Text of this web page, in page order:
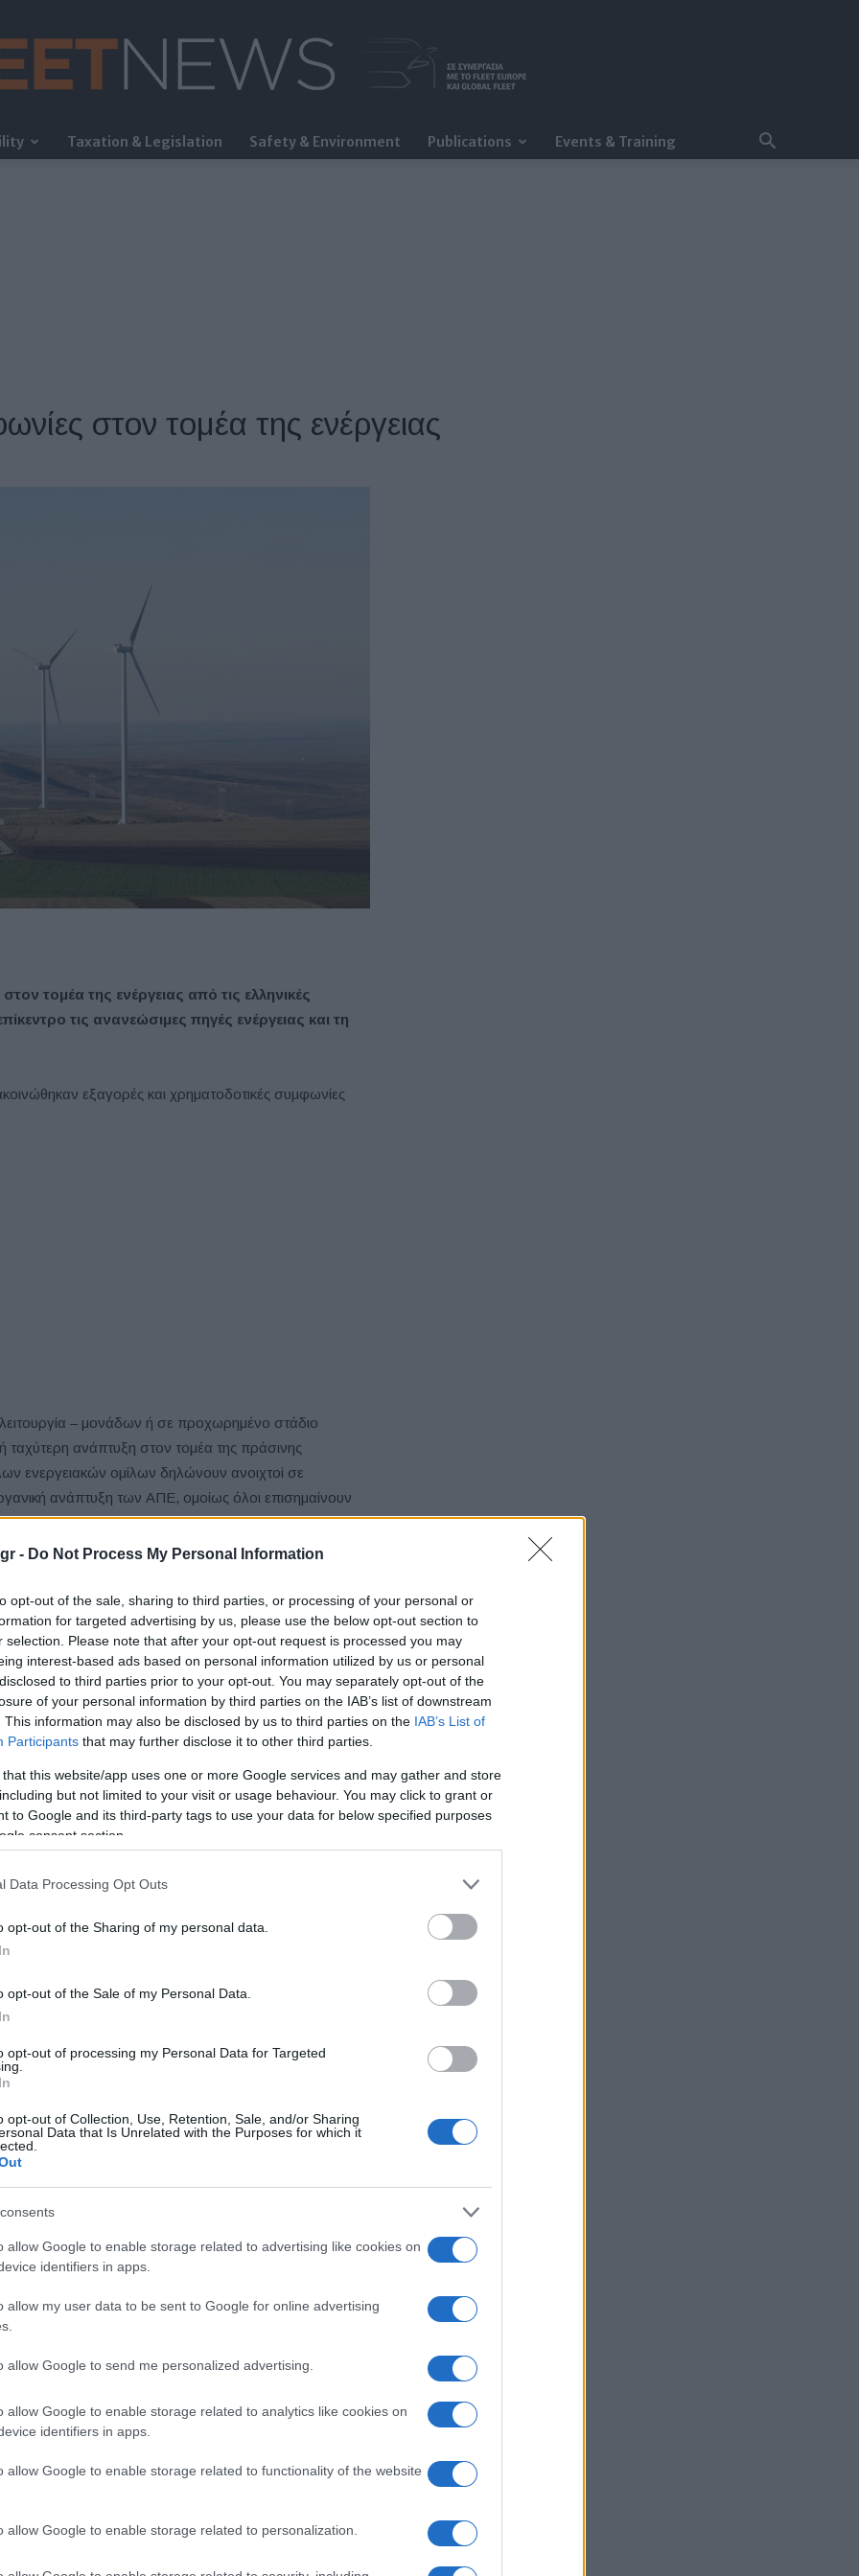
- Do Not Process My Personal Information
opt-out of the sale, sharing to third parties, or processing of your personal or
for targeted advertising by us, please use the below opt-out section to
selection. Please note that after your opt-out request is processed you may
interest-based ads based on personal information utilized by us or personal
to third parties prior to your opt-out. You may separately opt-out of the
of your personal information by third parties on the IAB’s list of downstream
This information may also be disclosed by us to third parties on the IAB’s List of
Participants that may further disclose it to other third parties.
that this website/app uses one or more Google services and may gather and store
but not limited to your visit or usage behaviour. You may click to grant or
to Google and its third-party tags to use your data for below specified purposes
consent section.
Data Processing Opt Outs
opt-out of the Sharing of my personal data.
opt-out of the Sale of my Personal Data.
opt-out of processing my Personal Data for Targeted
opt-out of Collection, Use, Retention, Sale, and/or Sharing
Data that Is Unrelated with the Purposes for which it
allow Google to enable storage related to advertising like cookies on
identifiers in apps.
allow my user data to be sent to Google for online advertising
allow Google to send me personalized advertising.
allow Google to enable storage related to analytics like cookies on
identifiers in apps.
allow Google to enable storage related to functionality of the website
allow Google to enable storage related to personalization.
FleetNews
Taxation & Legislation Safety & Environment Publications Events & Training
στον τομέα της ενέργειας
τομέα της ενέργειας από τις ελληνικές
τις ανανεώσιμες πηγές ενέργειας και τη
εξαγορές και χρηματοδοτικές συμφωνίες
– μονάδων ή σε προχωρημένο στάδιο
ταχύτερη ανάπτυξη στον τομέα της πράσινης
ενεργειακών ομίλων δηλώνουν ανοιχτοί σε
ανάπτυξη των ΑΠΕ, ομοίως όλοι επισημαίνουν
συμφέρουσα η τιμή στην οποία γίνεται η συναλλαγή. Στη
ότι είναι η ενεργειακή κρίση η οποία επηρεάζει
στην αγορά, δηλαδή εκείνους που
δεν έχουν τη δυνατότητα προσκόμισης εσόδων από την
ανακοινώθηκαν ή ολοκληρώνονται το τελευταίο
, η οποία όπως επιβεβαίωσε στην πρόσφατη
ο πρόεδρος και διευθύνων σύμβουλος της
ολοκληρωθεί στο τρίτο τρίμηνο του έτους. Πρόκειται
εταιρίες προμήθειας, δίκτυα διανομής και
μήνα η ΔΕΗ ανακοίνωσε επίσης την εξαγορά
από τον Όμιλο Lukoil ενώ έχει συμφωνήσει με
φωτοβολταϊκών ισχύος 210 μεγαβάτ στη
μέσω κοινής εταιρείας στην κατασκευή
στο πλαίσιο συμφωνίας για από κοινού
της εταιρείας προμήθειας
Ευρώ. Είχε προηγηθεί η εξαγορά της Watt+Volt, με
στην προμήθεια ρεύματος να φθάσει στο 13 %. Όπως
προσθήκη μεγάλων πελατών Υψηλής Τάσης, νέων
Τάσης, το ποσοστό αυτό αναμένεται εντός του
ότι είχε προηγηθεί η εξαγορά του χαρτοφυλακίου ΑΠΕ
του 2022 με αξία 133 εκατ. Ευρώ. Η Mytilineos
5 φωτοβολταϊκών έργων στην Αλμπέρτα του Καναδά
θα επενδυθούν 1,16 δισεκ. Ευρώ προκειμένου να
της HELLENiQ ENERGY
με την
υφιστάμενα και νέα έργα παραγωγής ηλεκτρικής
και αιολικά πάρκα). Η HELLENiQ Renewables
και εξαγοράς φωτοβολταϊκών ισχύος 811 μεγαβάτ
15 μεγαβάτ στην Κύπρο.
απόκτηση πλειοψηφικού πακέτου σε χαρτοφυλάκιο
με την απόκτηση του 75% της
έργων σε διάφορα στάδια.
εντός και εκτός Ελλάδος προχώρησε το τελευταίο
επιχειρηματικές συμφωνίες φωτοβολταϊκά έργα στον
Πιερία αλλά και τη Βουλγαρία.